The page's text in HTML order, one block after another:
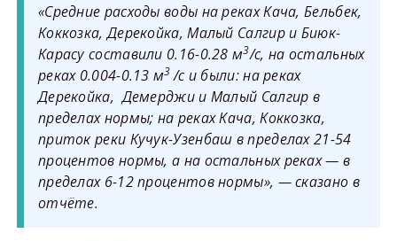
«Средние расходы воды на реках Кача, Бельбек,
Коккозка, Дерекойка, Малый Салгир и Биюк-
Карасу составили 0.16-0.28 м3/с, на остальных
реках 0.004-0.13 м3 /с и были: на реках
Дерекойка, Демерджи и Малый Салгир в
пределах нормы; на реках Кача, Коккозка,
приток реки Кучук-Узенбаш в пределах 21-54
процентов нормы, а на остальных реках — в
пределах 6-12 процентов нормы», — сказано в
отчёте.